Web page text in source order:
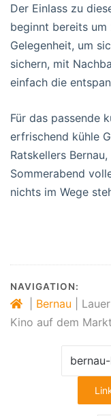
Der Einlass zu
beginnt bereits
Gelegenheit, um
sichern, mit
einfach die
Für das passende
erfrischend kühle
Ratskellers
Sommerabend
nichts im Wege
NAVIGATION:
Bernau
Kino auf dem